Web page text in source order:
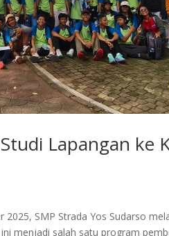
Lapangan ke
SMP Strada Yos Sudarso
menjadi salah satu program